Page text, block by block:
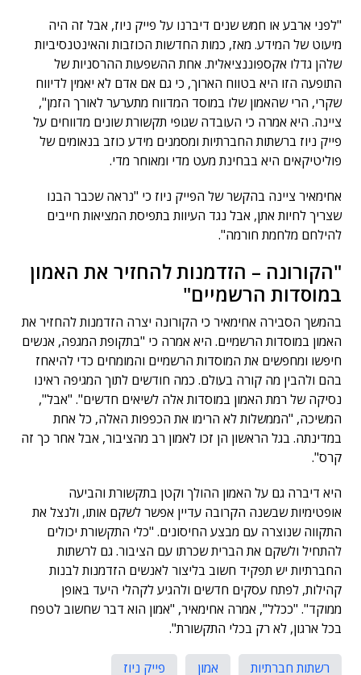
"לפני ארבע או חמש שנים דיברנו על פייק ניוז, אבל זה היה
מיעוט של המידע. מאז, כמות החדשות הכוזבות והאינטנסיביות
שלהן גדלו אקספוננציאלית. אחת ההשפעות ההרסניות של
התופעה הזו היא בטווח הארוך, כי גם אם אדם לא יאמין לדיווח
שקרי, הרי שהאמון שלו במוסד המדווח מתערער לאורך הזמן",
ציינה. היא אמרה כי העובדה שגופי תקשורת שונים מדווחים על
פייק ניוז ברשתות החברתיות ומסמנים מידע כוזב בנאומים של
פוליטיקאים היא בבחינת מעט מדי ומאוחר מדי.
אחימאיר ציינה בהקשר של הפייק ניוז כי "נראה שכבר הבנו
שצריך לחיות אתן, אבל נגד העיוות בתפיסת המציאות חייבים
להילחם מלחמת חורמה".
"הקורונה – הזדמנות להחזיר את האמון
במוסדות הרשמיים"
בהמשך הסבירה אחימאיר כי הקורונה יצרה הזדמנות להחזיר את
האמון במוסדות הרשמיים. היא אמרה כי "בתקופת המגפה, אנשים
חיפשו ומחפשים את המוסדות הרשמיים והמומחים כדי להיאחז
בהם ולהבין מה קורה בעולם. כמה חודשים לתוך המגיפה ראינו
נסיקה של רמת האמון במוסדות אלה לשיאים חדשים". "אבל",
המשיכה, "הממשלות לא הרימו את הכפפות האלה, כל אחת
במדינתה. בגל הראשון הן זכו לאמון רב מהציבור, אבל אחר כך זה
קרס".
היא דיברה גם על האמון ההולך וקטן בתקשורת והביעה
אופטימיות שבשנה הקרובה עדיין אפשר לשקם אותו, ולנצל את
התקווה שנוצרה עם מבצע החיסונים. "כלי התקשורת יכולים
להתחיל ולשקם את הברית שכרתו עם הציבור. גם לרשתות
החברתיות יש תפקיד חשוב בליצור לאנשים הזדמנות לבנות
קהילות, לפתח עסקים חדשים ולהגיע לקהלי היעד באופן
ממוקד". "ככלל", אמרה אחימאיר, "אמון הוא דבר שחשוב לטפח
בכל ארגון, לא רק בכלי התקשורת".
רשתות חברתיות אמון
פייק ניוז